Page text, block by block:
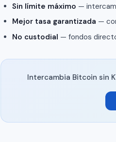
Sin límite máximo —
Mejor tasa garantizada —
No custodial — fondos
Intercambia Bitcoin sin